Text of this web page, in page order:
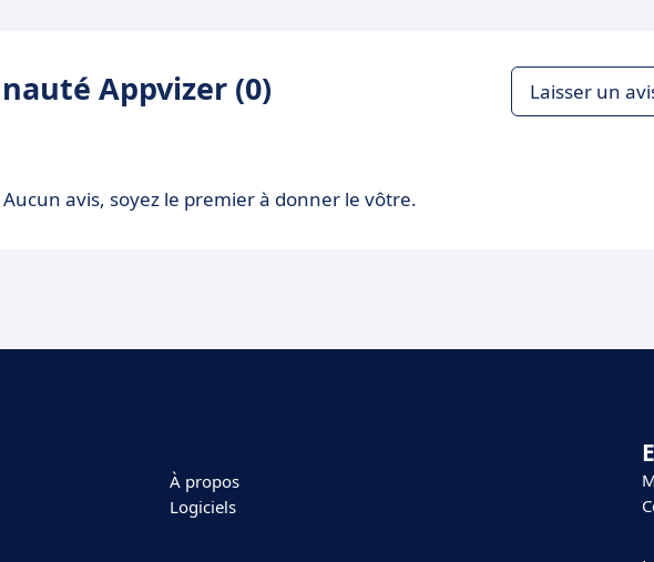
Appvizer (0) Laisser un
Aucun avis, soyez le premier à donner le vôtre.
À propos
Logiciels